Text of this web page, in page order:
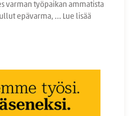
varman työpaikan ammatista
epävarma, … Lue lisää